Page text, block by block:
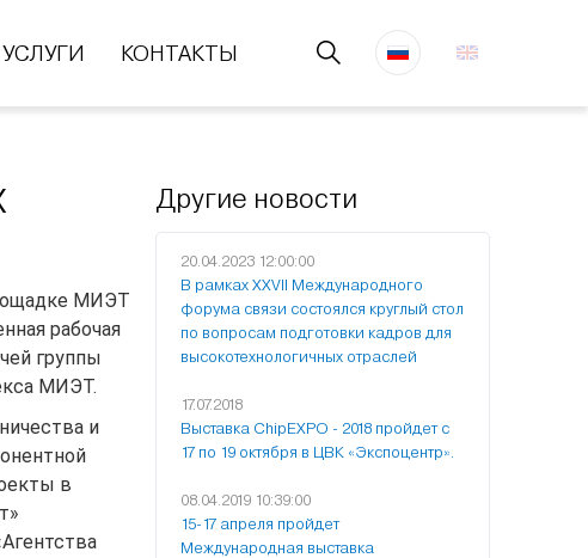
КОНТАКТЫ
МИЭТ
рабочая
группы
МИЭТ.
и
в
Другие новости
20.04.2023 12:00:00
В рамках XXVII Международного
форума связи состоялся круглый стол
по вопросам подготовки кадров для
высокотехнологичных отраслей
17.07.2018
Выставка ChipEXPO - 2018 пройдет с
17 по 19 октября в ЦВК «Экспоцентр».
08.04.2019 10:39:00
15-17 апреля пройдет
Международная выставка